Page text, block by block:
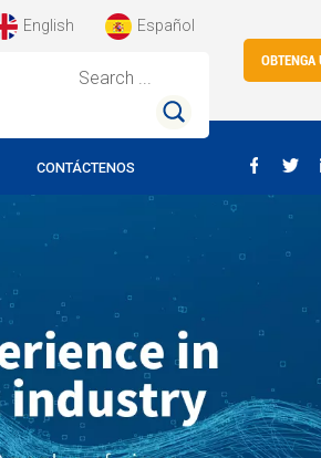
English
Español
Search ...
OBTENGA
CONTÁCTENOS